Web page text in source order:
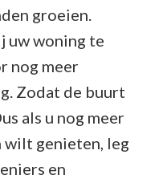
groeien.
uw woning te
nog meer
Zodat de buurt
als u nog meer
wilt genieten, leg
en